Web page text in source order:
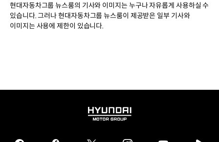
현대자동차그룹 뉴스룸의 기사와 이미지는 누구나 자유롭게 사용하실 수
있습니다. 그러나 현대자동차그룹 뉴스룸이 제공받은 일부 기사와
이미지는 사용에 제한이 있습니다.
HYUNDAI
GROUP